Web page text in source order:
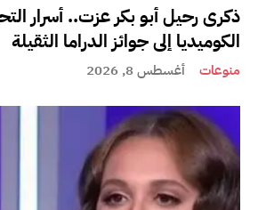
ذكرى رحيل أبو بكر عزت.. أسرار
الكوميديا إلى جوائز الدراما الثقيلة
منوعات أغسطس 8, 2026